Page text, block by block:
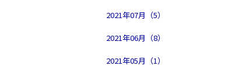
2021年07月（5）
2021年06月（8）
2021年05月（1）